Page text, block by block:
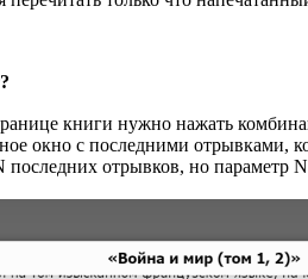
книги нужно нажать
окно с последними отрывками,
последних отрывков, но параметр